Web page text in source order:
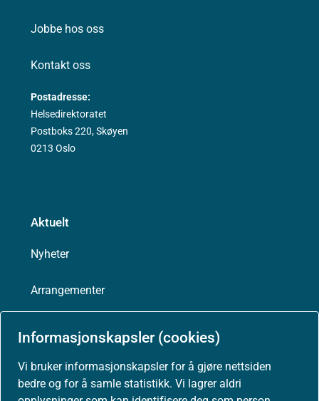
Informasjonskapsler (cookies)
Vi bruker informasjonskapsler for å gjøre nettsiden
bedre og for å samle statistikk. Vi lagrer aldri
Jobbe hos oss
Kontakt oss
Postadresse:
Helsedirektoratet
Postboks 220, Skøyen
0213 Oslo
Aktuelt
Nyheter
Arrangementer
Presse